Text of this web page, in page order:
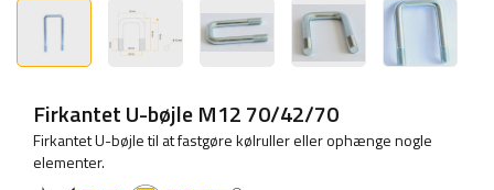
Firkantet U-bøjle M12 70/42/70
Firkantet U-bøjle til at fastgøre kølruller eller ophænge nogle
elementer.